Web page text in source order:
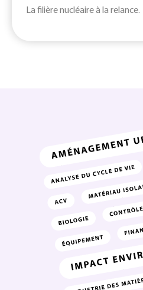
La filière nucléaire à la relance.